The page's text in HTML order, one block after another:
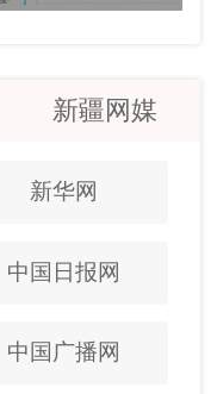
新疆网媒
新华网
中国日报网
中国广播网